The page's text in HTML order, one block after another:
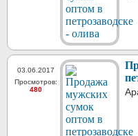
03.06.2017
Просмотров:
480